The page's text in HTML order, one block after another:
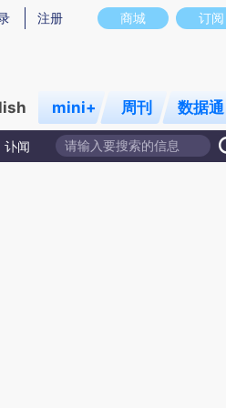
意图存在偏差。不代表财新观点和立场。
商城 订阅
注册
mini+ 周刊 数据通
讣闻